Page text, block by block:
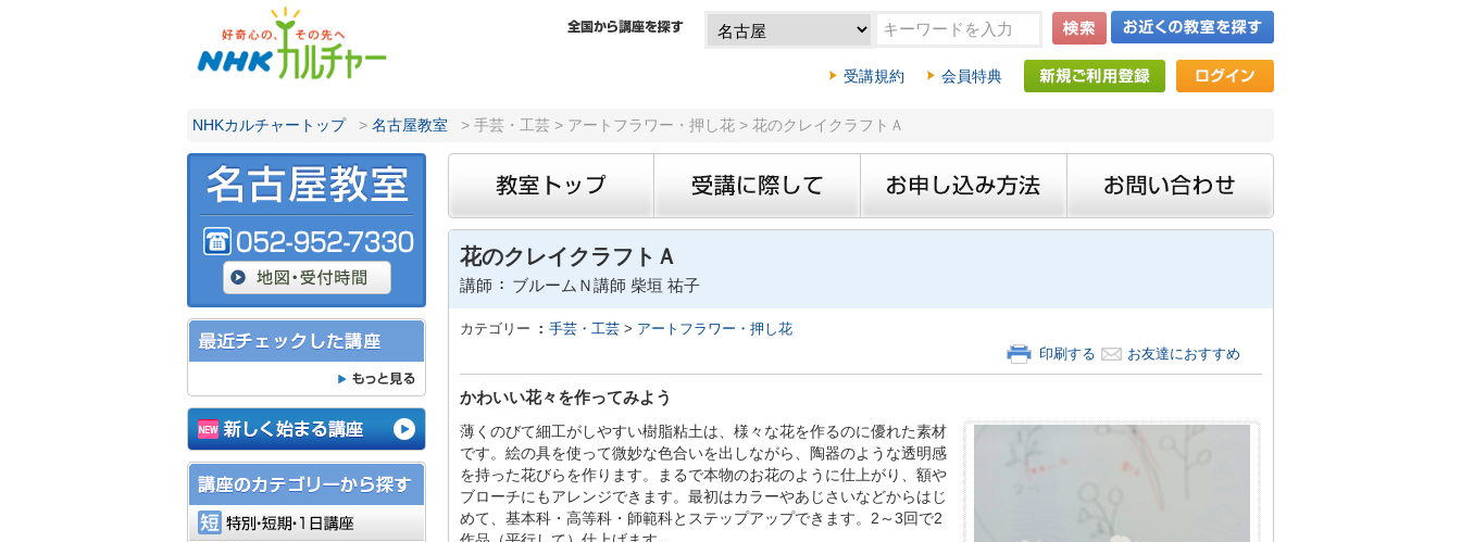
受講規約 会員特典
NHKカルチャートップ > 名古屋教室 > 手芸・工芸 > アートフラワー・押し花 > 花のクレイクラフトＡ
花のクレイクラフトＡ
講師 ブルームＮ講師 柴垣 祐子
カテゴリー 手芸・工芸> アートフラワー・押し花
印刷する
お友達におすすめ
かわいい花々を作ってみよう
薄くのびて細工がしやすい樹脂粘土は、様々な花を作るのに優れた素材
です。絵の具を使って微妙な色合いを出しながら、陶器のような透明感
を持った花びらを作ります。まるで本物のお花のように仕上がり、額や
ブローチにもアレンジできます。最初はカラーやあじさいなどからはじ
めて、基本科・高等科・師範科とステップアップできます。2～3回で2
特別・短期・1日講座